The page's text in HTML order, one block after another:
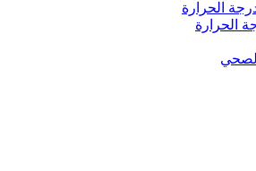
الحرارة
الحرارة